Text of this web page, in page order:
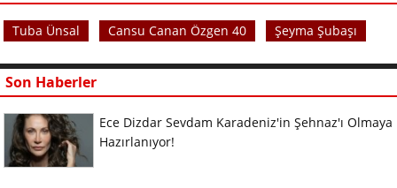
Tuba Ünsal Cansu Canan Özgen 40 Şeyma Şubaşı
Son Haberler
Ece Dizdar Sevdam Karadeniz'in Şehnaz'ı Olmaya
Hazırlanıyor!